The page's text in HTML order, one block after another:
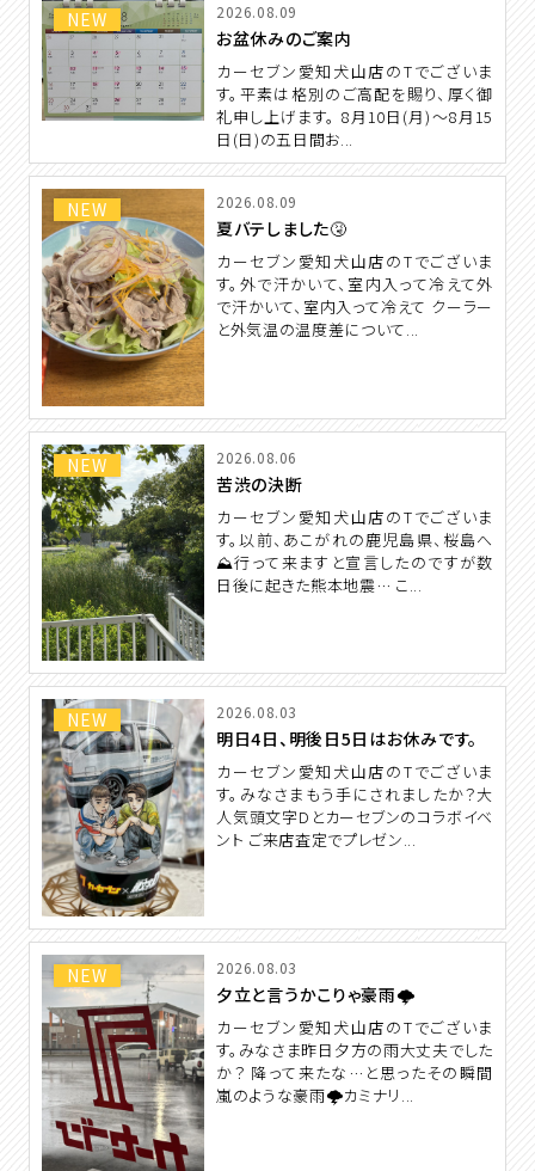
NEW 2026.08.09
お盆休みのご案内
カーセブン愛知犬山店のTでございま
す。平素は格別のご高配を賜り、厚く御
礼申し上げます。 8月10日(月)〜8月15
日(日)の五日間お...
NEW 2026.08.09
夏バテしました🤧
カーセブン愛知犬山店のTでございま
す。外で汗かいて、室内入って冷えて外
で汗かいて、室内入って冷えて クーラー
と外気温の温度差について...
NEW 2026.08.06
苦渋の決断
カーセブン愛知犬山店のTでございま
す。以前、あこがれの鹿児島県、桜島へ
⛰️行って来ますと宣言したのですが数
日後に起きた熊本地震… こ...
NEW 2026.08.03
明日4日、明後日5日はお休みです。
カーセブン愛知犬山店のTでございま
す。みなさまもう手にされましたか？大
人気頭文字Dとカーセブンのコラボイベ
ント ご来店査定でプレゼン...
NEW 2026.08.03
夕立と言うかこりゃ豪雨🌩️
カーセブン愛知犬山店のTでございま
す。みなさま昨日夕方の雨大丈夫でした
か？ 降って来たな…と思ったその瞬間
嵐のような豪雨🌩️カミナリ...